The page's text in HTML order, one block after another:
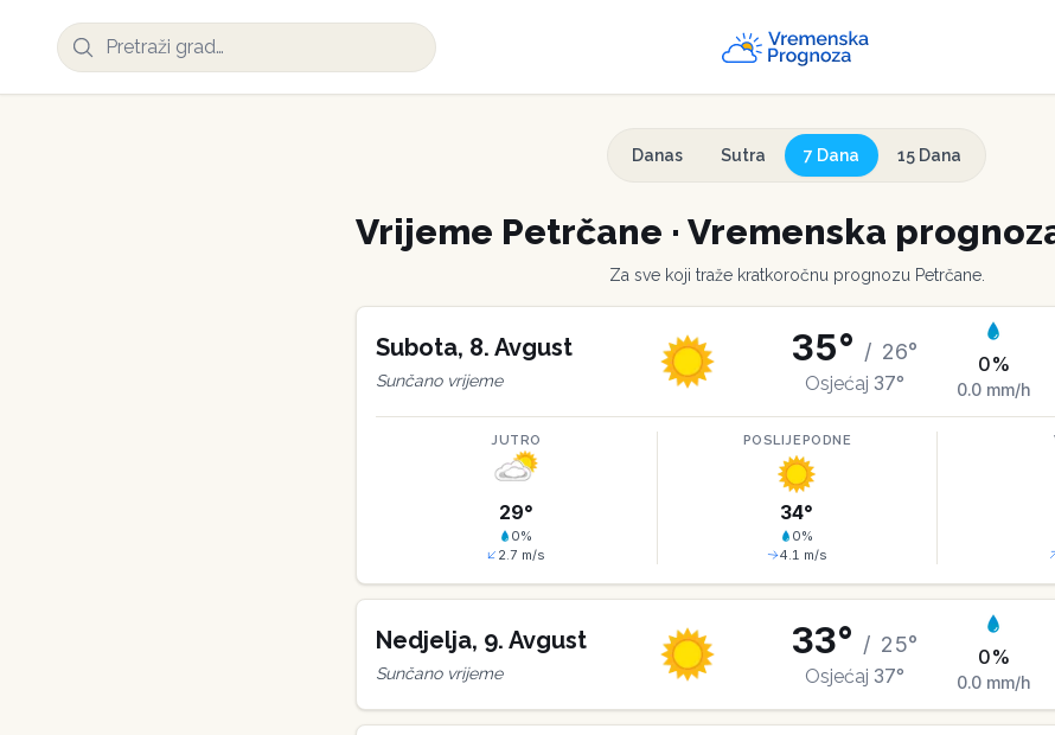
Danas Sutra 7 Dana 15 Dana
Vrijeme Petrčane · Vremenska
Za sve koji traže kratkoročnu prognozu Petrčane.
Subota, 8. Avgust
Sunčano vrijeme
35° / 26°
Osjećaj 37°
0%
0.0mm/h
JUTRO
29°
0%
2.7 m/s
POSLIJEPODNE
34°
0%
4.1 m/s
Nedjelja, 9. Avgust
Sunčano vrijeme
33° / 25°
Osjećaj 37°
0%
0.0mm/h